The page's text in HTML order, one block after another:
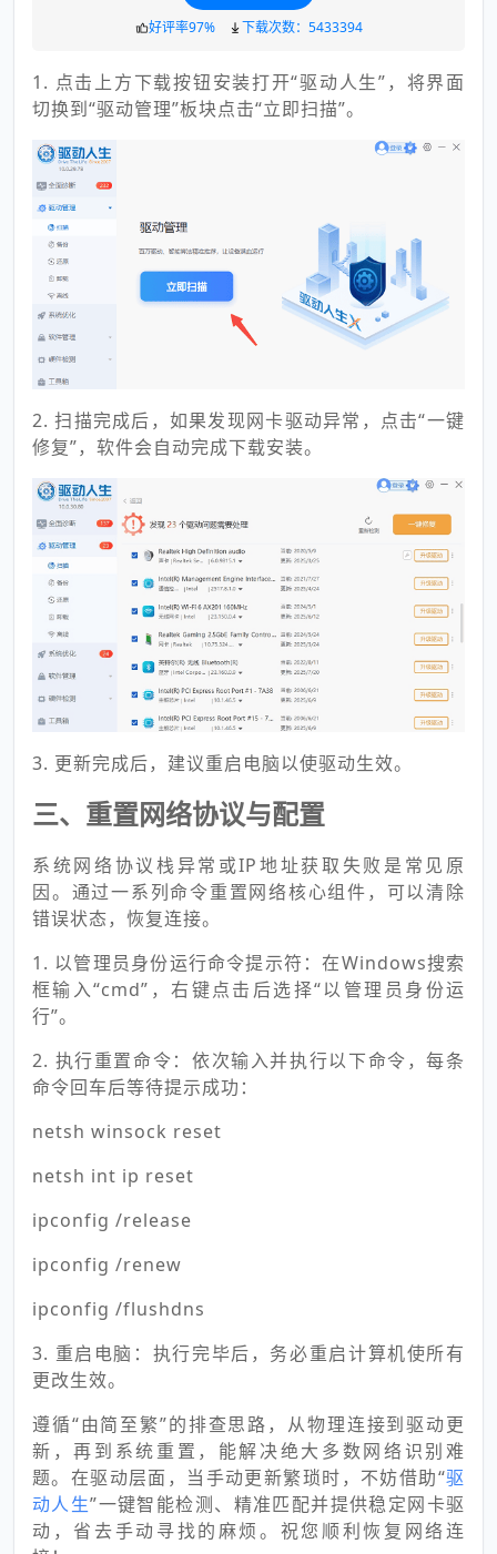
好评率97% 下载次数：5433394
1. 点击上方下载按钮安装打开“驱动人生”，将界面
切换到“驱动管理”板块点击“立即扫描”。
2. 扫描完成后，如果发现网卡驱动异常，点击“一键
修复”，软件会自动完成下载安装。
3. 更新完成后，建议重启电脑以使驱动生效。
三、重置网络协议与配置
系统网络协议栈异常或IP地址获取失败是常见原
因。通过一系列命令重置网络核心组件，可以清除
错误状态，恢复连接。
1. 以管理员身份运行命令提示符：在Windows搜索
框输入“cmd”，右键点击后选择“以管理员身份运
行”。
2. 执行重置命令：依次输入并执行以下命令，每条
命令回车后等待提示成功：
netsh winsock reset
netsh int ip reset
ipconfig /release
ipconfig /renew
ipconfig /flushdns
3. 重启电脑：执行完毕后，务必重启计算机使所有
更改生效。
遵循“由简至繁”的排查思路，从物理连接到驱动更
新，再到系统重置，能解决绝大多数网络识别难
题。在驱动层面，当手动更新繁琐时，不妨借助“驱
动人生”一键智能检测、精准匹配并提供稳定网卡驱
动，省去手动寻找的麻烦。祝您顺利恢复网络连